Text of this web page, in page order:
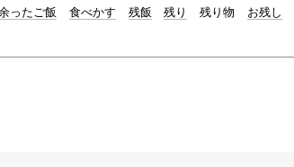
ったご飯 食べかす 残飯 残り 残り物 お残し